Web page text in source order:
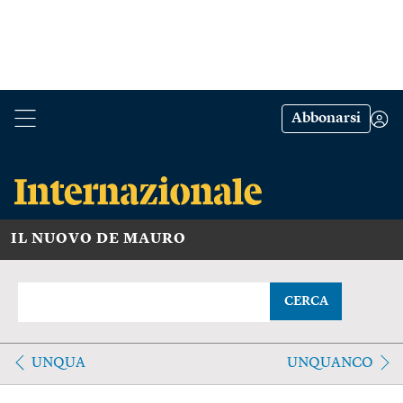
Abbonarsi
IL NUOVO DE MAURO
CERCA
UNQUA UNQUANCO